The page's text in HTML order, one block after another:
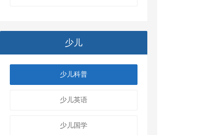
少儿
少儿科普
少儿英语
少儿国学